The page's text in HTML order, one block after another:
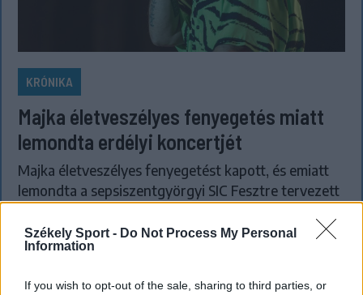
Székely Sport - Do Not Process My Personal
Information
If you wish to opt-out of the sale, sharing to third parties, or
KRÓNIKA
Majka életveszélyes fenyegetés miatt
lemondta erdélyi koncertjét
Majka életveszélyes fenyegetést kapott, és emiatt
lemondta a sepsiszentgyörgyi SIC Fesztre tervezett
jelentette be.